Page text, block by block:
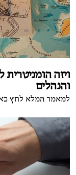
ויזה
והנהלים
למאמר המלא לחץ